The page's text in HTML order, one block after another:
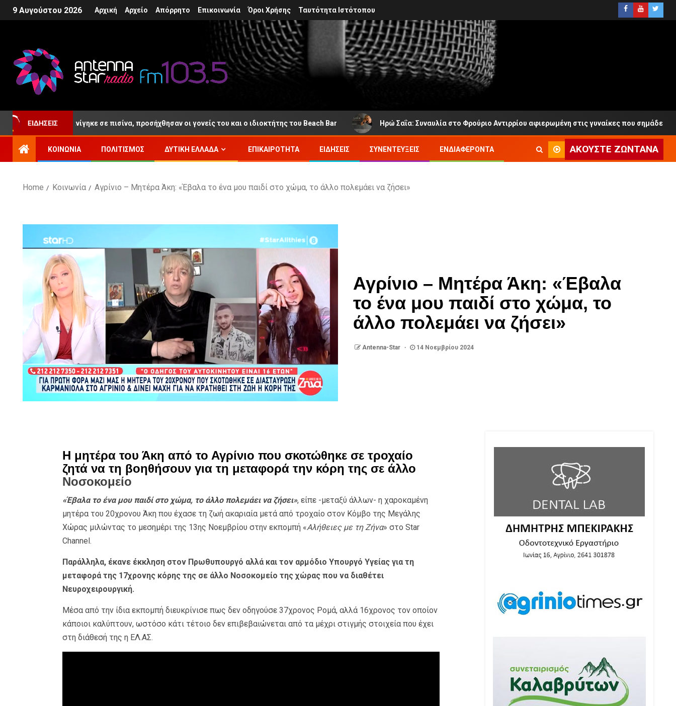
9 Αυγούστου 2026 Αρχική Αρχείο Απόρρητο Επικοινωνία Όροι Χρήσης Ταυτότητα Ιστότοπου
ΕΙΔΉΣΕΙΣ
4 ετών πνίγηκε σε πισίνα, προσήχθησαν οι γονείς του και ο ιδιοκτήτης του Beach Bar Ηρώ Σαΐα: Συναυλία στο Φρούριο Αντιρρίου αφιερωμένη στις γυναίκες που σημάδεψαν το
ΚΟΙΝΩΝΊΑ ΠΟΛΙΤΙΣΜΌΣ ΔΥΤΙΚΉ ΕΛΛΆΔΑ ΕΠΙΚΑΙΡΌΤΗΤΑ ΕΙΔΉΣΕΙΣ ΣΥΝΕΝΤΕΎΞΕΙΣ ΕΝΔΙΑΦΈΡΟΝΤΑ ΑΚΟΎΣΤΕ ΖΩΝΤΑΝΆ
Home Κοινωνία Αγρίνιο – Μητέρα Άκη: «Έβαλα το ένα μου παιδί στο χώμα, το άλλο πολεμάει να ζήσει»
Αγρίνιο – Μητέρα Άκη: «Έβαλα
το ένα μου παιδί στο χώμα, το
άλλο πολεμάει να ζήσει»
Antenna-Star 14 Νοεμβρίου 2024
Η μητέρα του Άκη από το Αγρίνιο που σκοτώθηκε σε τροχαίο
ζητά να τη βοηθήσουν για τη μεταφορά την κόρη της σε άλλο
Νοσοκομείο
«Έβαλα το ένα μου παιδί στο χώμα, το άλλο πολεμάει να ζήσει», είπε -μεταξύ άλλων- η χαροκαμένη
μητέρα του 20χρονου Άκη που έχασε τη ζωή ακαριαία μετά από τροχαίο στον Κόμβο της Μεγάλης
Χώρας μιλώντας το μεσημέρι της 13ης Νοεμβρίου στην εκπομπή «Αλήθειες με τη Ζήνα» στο Star
Channel.
Παράλληλα, έκανε έκκληση στον Πρωθυπουργό αλλά και τον αρμόδιο Υπουργό Υγείας για τη
μεταφορά της 17χρονης κόρης της σε άλλο Νοσοκομείο της χώρας που να διαθέτει
Νευροχειρουργική.
Μέσα από την ίδια εκπομπή διευκρίνισε πως δεν οδηγούσε 37χρονος Ρομά, αλλά 16χρονος τον οποίον
κάποιοι καλύπτουν, ωστόσο κάτι τέτοιο δεν επιβεβαιώνεται από τα μέχρι στιγμής στοιχεία που έχει
στη διάθεσή της η ΕΛ.ΑΣ.